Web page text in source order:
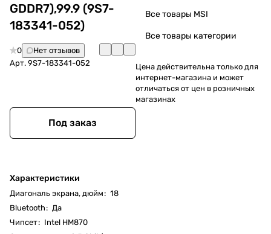
GDDR7),99.9 (9S7-
183341-052)
0
Нет отзывов
Арт. 9S7-183341-052
Под заказ
Характеристики
Диагональ экрана, дюйм: 18
Bluetooth: Да
Чипсет: Intel HM870
Все товары MSI
Все товары категории
Цена действительна только для
интернет-магазина и может
отличаться от цен в розничных
магазинах